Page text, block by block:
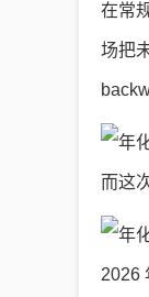
在常
场把
而这
2026